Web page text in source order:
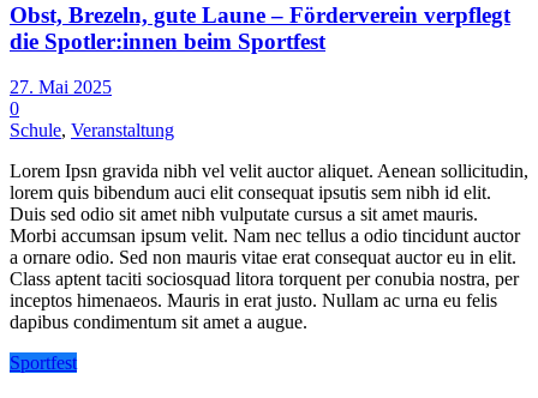
Obst, Brezeln, gute Laune – Förderverein verpflegt
die Spotler:innen beim Sportfest
27. Mai 2025
0
Schule, Veranstaltung
Lorem Ipsn gravida nibh vel velit auctor aliquet. Aenean sollicitudin,
lorem quis bibendum auci elit consequat ipsutis sem nibh id elit.
Duis sed odio sit amet nibh vulputate cursus a sit amet mauris.
Morbi accumsan ipsum velit. Nam nec tellus a odio tincidunt auctor
a ornare odio. Sed non mauris vitae erat consequat auctor eu in elit.
Class aptent taciti sociosquad litora torquent per conubia nostra, per
inceptos himenaeos. Mauris in erat justo. Nullam ac urna eu felis
dapibus condimentum sit amet a augue.
Sportfest